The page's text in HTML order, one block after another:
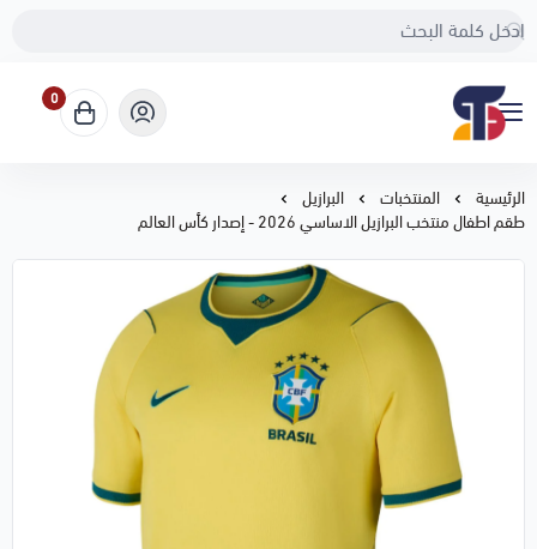
Sport Touch
0
الرئيسية المنتخبات
البرازيل
طقم اطفال منتخب البرازيل الاساسي 2026 - إصدار كأس العالم